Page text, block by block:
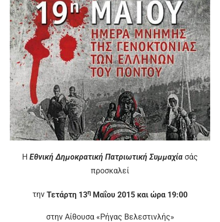
Η Εθνική Δημοκρατική Πατριωτική Συμμαχία σάς
προσκαλεί
την Τετάρτη 13η Μαΐου 2015 και ώρα 19:00
στην Αίθουσα «Ρήγας Βελεστινλής»